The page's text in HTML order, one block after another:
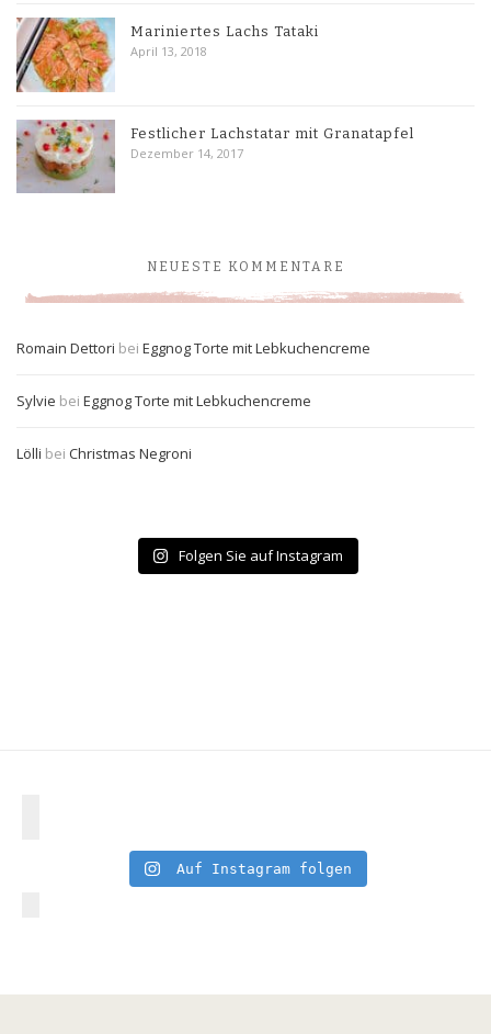
Mariniertes Lachs Tataki
April 13, 2018
Festlicher Lachstatar mit Granatapfel
Dezember 14, 2017
NEUESTE KOMMENTARE
Romain Dettori bei Eggnog Torte mit Lebkuchencreme
Sylvie bei Eggnog Torte mit Lebkuchencreme
Lölli bei Christmas Negroni
Folgen Sie auf Instagram
Auf Instagram folgen